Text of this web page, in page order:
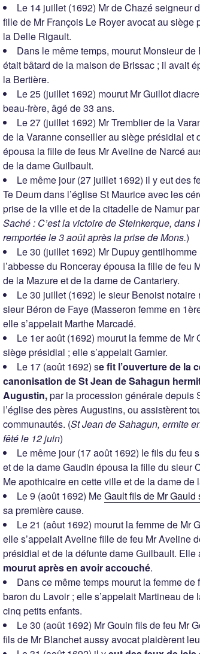
Le 14 juillet (1692) Mr de Chazé seigneur
fille de Mr François Le Royer avocat au siège
la Delle Rigault.
Dans le même temps, mourut Monsieur
était bâtard de la maison de Brissac ; il avait
la Bertière.
Le 25 (juillet 1692) mourut Mr Guillot
beau-frère, âgé de 33 ans.
Le 27 (juillet 1692) Mr Tremblier de la
de la Varanne conseiller au siège présidial et
épousa la fille de feus Mr Aveline de Narcé
de la dame Guilbault.
Le même jour (27 juillet 1692) il y eut des
Te Deum dans l’église St Maurice avec les
prise de la ville et de la citadelle de Namur
Saché : C’est la victoire de Steinkerque, dans
remportée le 3 août après la prise de Mons.)
Le 30 (juillet 1692) Mr Dupuy
l’abbesse du Ronceray épousa la fille de feu
de la Mazure et de la dame de Cantariery.
Le 30 juillet (1692) le sieur Benoist
sieur Béron de Faye (Masseron femme en
elle s’appelait Marthe Marcadé.
Le 1er août (1692) mourut la femme de
siège présidial ; elle s’appelait Garnier.
Le 17 (août 1692) se fit l’ouverture de la
canonisation de St Jean de Sahagun
Augustin,par la procession générale depuis
l’église des pères Augustins, ou assistèrent
communautés. (St Jean de Sahagun, ermite
fêté le 12 juin)
Le même jour (17 août 1692) le fils du feu
et de la dame Gaudin épousa la fille du sieur
Me apothicaire en cette ville et de la dame de
Le 9 (août 1692) MeGault fils de Mr
sa première cause.
Le 21 (aôut 1692) mourut la femme de Mr
elle s’appelait Aveline fille de feu Mr Aveline
présidial et de la défunte dame Guilbault. Elle
mourut après en avoir accouché.
Dans ce même temps mourut la femme
baron du Lavoir ; elle s’appelait Martineau de
cinq petits enfants.
Le 30 (août 1692) Mr Gouin fils de feu Mr
fils de Mr Blanchet aussy avocat plaidèrent